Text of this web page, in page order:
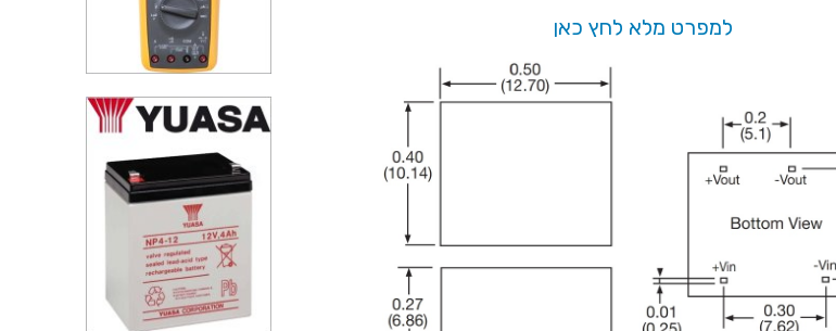
ממיר מתח - 12W , 9VDC ~
36VDC ⇒ 15VDC , 800MA
למפרט מלא לחץ כאן